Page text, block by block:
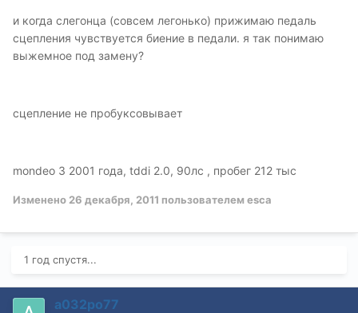
и когда слегонца (совсем легонько) прижимаю педаль
сцепления чувствуется биение в педали. я так понимаю
выжемное под замену?
сцепление не пробуксовывает
mondeo 3 2001 года, tddi 2.0, 90лс , пробег 212 тыс
Изменено 26 декабря, 2011 пользователем esca
1 год спустя...
а032ро77